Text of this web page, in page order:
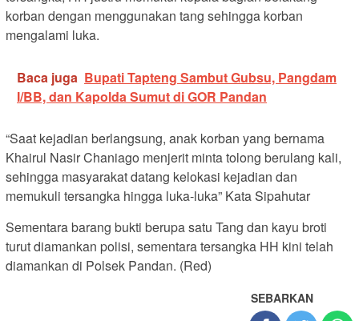
korban dengan menggunakan tang sehingga korban
mengalami luka.
Baca juga Bupati Tapteng Sambut Gubsu, Pangdam
I/BB, dan Kapolda Sumut di GOR Pandan
“Saat kejadian berlangsung, anak korban yang bernama
Khairul Nasir Chaniago menjerit minta tolong berulang kali,
sehingga masyarakat datang kelokasi kejadian dan
memukuli tersangka hingga luka-luka” Kata Sipahutar
Sementara barang bukti berupa satu Tang dan kayu broti
turut diamankan polisi, sementara tersangka HH kini telah
diamankan di Polsek Pandan. (Red)
SEBARKAN